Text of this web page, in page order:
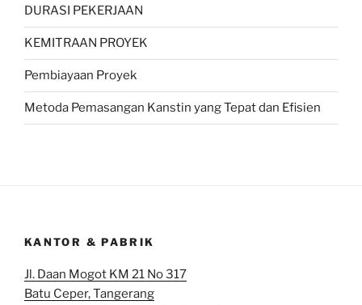
DURASI PEKERJAAN
KEMITRAAN PROYEK
Pembiayaan Proyek
Metoda Pemasangan Kanstin yang Tepat dan Efisien
KANTOR & PABRIK
Jl. Daan Mogot KM 21 No 317
Batu Ceper, Tangerang